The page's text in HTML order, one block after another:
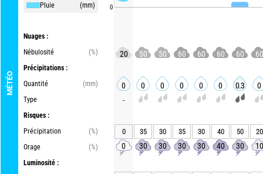
MÉTÉO
Pluie (mm)
Nuages :
Nébulosité
(%)
Précipitations :
Quantité
(mm)
Type
Risques :
Précipitation
(%)
Orage
(%)
Luminosité :
0
20 50 50 60 60 60 60 60
0 0 0 0 0 0 0.3 0
-
0 35 30 35 30 40 50 20
0 30 30 30 30 40 30 10